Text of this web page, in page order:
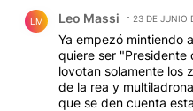
LM Leo Massi 23 DE JUNIO
Ya empezó mintiendo
quiere ser "Presidente
lovotan solamente los
de la rea y
que se den cuenta